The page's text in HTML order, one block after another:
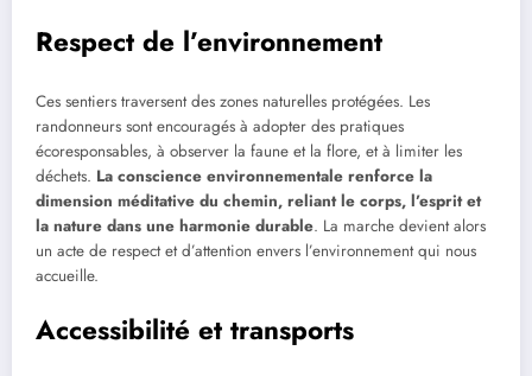
Respect de l’environnement
Ces sentiers traversent des zones naturelles protégées. Les
randonneurs sont encouragés à adopter des pratiques
écoresponsables, à observer la faune et la flore, et à limiter les
déchets. La conscience environnementale renforce la
dimension méditative du chemin, reliant le corps, l’esprit et
la nature dans une harmonie durable. La marche devient alors
un acte de respect et d’attention envers l’environnement qui nous
accueille.
Accessibilité et transports